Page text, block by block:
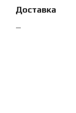
Доставка